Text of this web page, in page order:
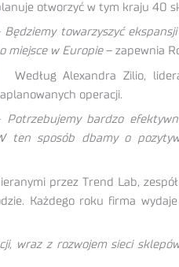
otworzyć w tym kraju 40
Będziemy towarzyszyć
miejsce w Europie– zapewnia
Według Alexandra Zilio,
operacji.
Potrzebujemy bardzo
ten sposób dbamy o
przez Trend Lab,
Każdego roku firma
wraz z rozwojem sieci